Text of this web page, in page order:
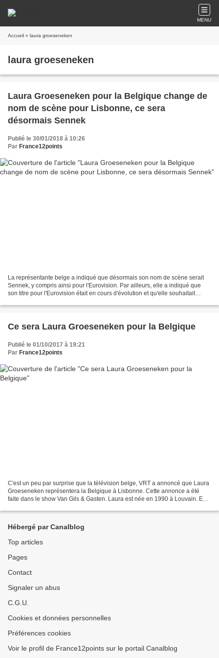
MENU
Accueil » laura groeseneken
laura groeseneken
Laura Groeseneken pour la Belgique change de
nom de scène pour Lisbonne, ce sera
désormais Sennek
Publié le 30/01/2018 à 10:26
Par France12points
La représentante belge a indiqué que désormais son nom de scène serait
Sennek, y compris ainsi pour l'Eurovision. Par ailleurs, elle a indiqué que
son titre pour l'Eurovision était en cours d'évolution et qu'elle souhaitait
Ce sera Laura Groeseneken pour la Belgique
Publié le 01/10/2017 à 19:21
Par France12points
C'est un peu par surprise que la télévision belge, VRT a annoncé que Laura
Groeseneken représentera la Belgique à Lisbonne. Cette annonce a été
faite dans le show Van Gils & Gasten. Laura est née en 1990 à Louvain. En
Hébergé par Canalblog
Top articles
Pages
Contact
Signaler un abus
C.G.U.
Cookies et données personnelles
Préférences cookies
Voir le profil de France12points sur le portail Canalblog